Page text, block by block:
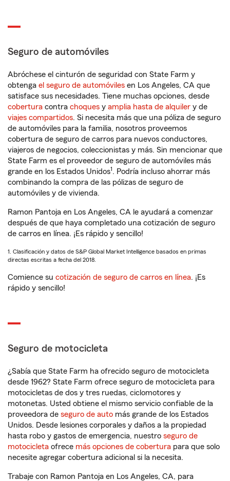
Seguro de automóviles
Abróchese el cinturón de seguridad con State Farm y
obtenga el seguro de automóviles en Los Angeles, CA que
satisface sus necesidades. Tiene muchas opciones, desde
cobertura contra choques y amplia hasta de alquiler y de
viajes compartidos. Si necesita más que una póliza de seguro
de automóviles para la familia, nosotros proveemos
cobertura de seguro de carros para nuevos conductores,
viajeros de negocios, coleccionistas y más. Sin mencionar que
State Farm es el proveedor de seguro de automóviles más
grande en los Estados Unidos1. Podría incluso ahorrar más
combinando la compra de las pólizas de seguro de
automóviles y de vivienda.
Ramon Pantoja en Los Angeles, CA le ayudará a comenzar
después de que haya completado una cotización de seguro
de carros en línea. ¡Es rápido y sencillo!
1. Clasificación y datos de S&P Global Market Intelligence basados en primas
directas escritas a fecha del 2018.
Comience su cotización de seguro de carros en línea. ¡Es
rápido y sencillo!
Seguro de motocicleta
¿Sabía que State Farm ha ofrecido seguro de motocicleta
desde 1962? State Farm ofrece seguro de motocicleta para
motocicletas de dos y tres ruedas, ciclomotores y
motonetas. Usted obtiene el mismo servicio confiable de la
proveedora de seguro de auto más grande de los Estados
Unidos. Desde lesiones corporales y daños a la propiedad
hasta robo y gastos de emergencia, nuestro seguro de
motocicleta ofrece más opciones de cobertura para que solo
necesite agregar cobertura adicional si la necesita.
Trabaje con Ramon Pantoja en Los Angeles, CA, para